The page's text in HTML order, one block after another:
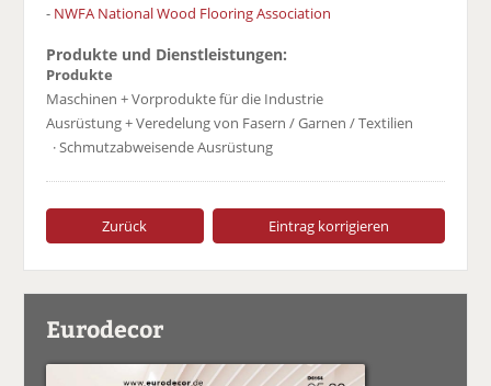
- NWFA National Wood Flooring Association
Produkte und Dienstleistungen:
Produkte
Maschinen + Vorprodukte für die Industrie
Ausrüstung + Veredelung von Fasern / Garnen / Textilien
· Schmutzabweisende Ausrüstung
Zurück Eintrag korrigieren
Eurodecor